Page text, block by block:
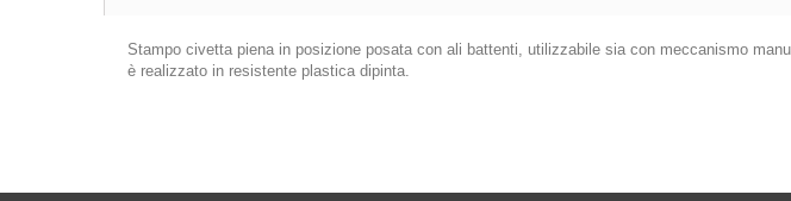
Stampo civetta piena in posizione posata con ali battenti, utilizzabile sia con meccanismo
è realizzato in resistente plastica dipinta.